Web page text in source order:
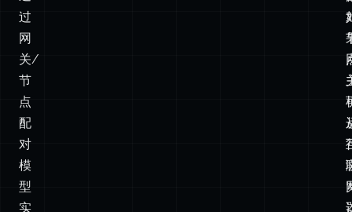
控
制
通
过
网
关/
节
点
配
对